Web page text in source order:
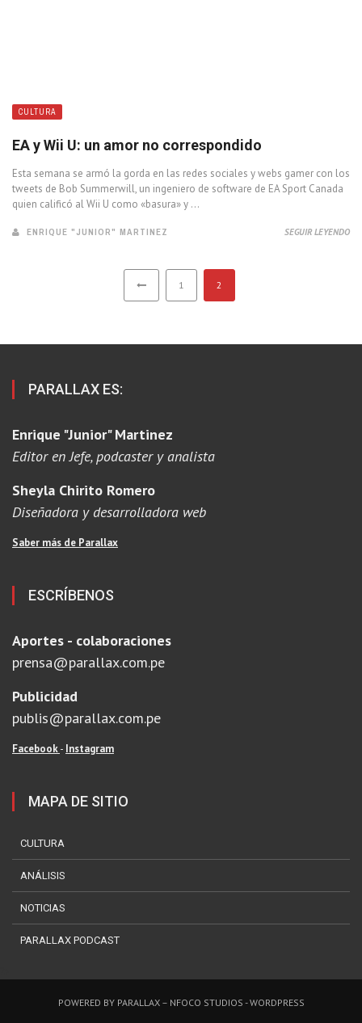
CULTURA
EA y Wii U: un amor no correspondido
Esta semana se armó la gorda en las redes sociales y webs gamer con los
tweets de Bob Summerwill, un ingeniero de software de EA Sport Canada
quien calificó al Wii U como «basura» y ...
ENRIQUE "JUNIOR" MARTINEZ SEGUIR LEYENDO
1 2
PARALLAX ES:
Enrique "Junior" Martinez
Editor en Jefe, podcaster y analista
Sheyla Chirito Romero
Diseñadora y desarrolladora web
Saber más de Parallax
ESCRÍBENOS
Aportes - colaboraciones
prensa@parallax.com.pe
Publicidad
publis@parallax.com.pe
Facebook- Instagram
MAPA DE SITIO
CULTURA
ANÁLISIS
NOTICIAS
PARALLAX PODCAST
POWERED BY PARALLAX – NFOCO STUDIOS - WORDPRESS